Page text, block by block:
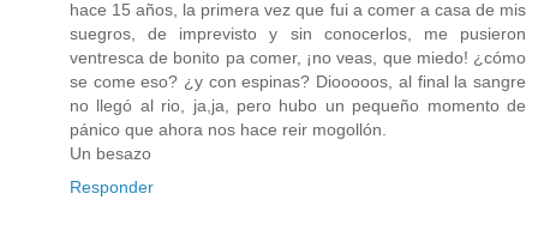
hace 15 años, la primera vez que fui a comer a casa de mis
suegros, de imprevisto y sin conocerlos, me pusieron
ventresca de bonito pa comer, ¡no veas, que miedo! ¿cómo
se come eso? ¿y con espinas? Diooooos, al final la sangre
no llegó al rio, ja,ja, pero hubo un pequeño momento de
pánico que ahora nos hace reir mogollón.
Un besazo
Responder